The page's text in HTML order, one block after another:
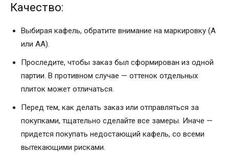
Качество:
Выбирая кафель, обратите внимание на маркировку (А
или АА).
Проследите, чтобы заказ был сформирован из одной
партии. В противном случае — оттенок отдельных
плиток может отличаться.
Перед тем, как делать заказ или отправляться за
покупками, тщательно сделайте все замеры. Иначе —
придется покупать недостающий кафель, со всеми
вытекающими рисками.